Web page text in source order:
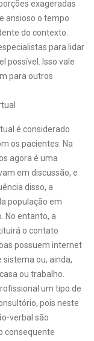
exageradas
ansioso o tempo
do contexto.
para lidar
possível. Isso vale
para outros
é considerado
os pacientes. Na
agora é uma
em discussão, e
disso, a
população em
No entanto, a
o contato
possuem internet
sistema ou, ainda,
ou trabalho.
um tipo de
pois neste
verbal são
consequente